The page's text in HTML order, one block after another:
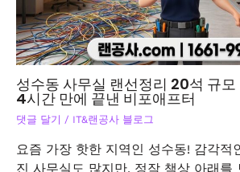
성수동 사무실 랜선정리 20석 규
4시간 만에 끝낸 비포애프터
댓글 달기 / IT&랜공사 블로그
요즘 가장 핫한 지역인 성수동! 감각적
진 사무실도 많지만, 정작 책상 아래를